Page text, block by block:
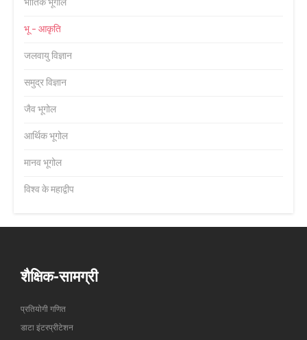
भौतिक भूगोल
भू - आकृति
जलवायु विज्ञान
समुद्र विज्ञान
जैव भूगोल
आर्थिक भूगोल
मानव भूगोल
विश्व के महाद्वीप
शैक्षिक-सामग्री
प्रतियोगी गणित
डाटा इंटरप्रीटेशन